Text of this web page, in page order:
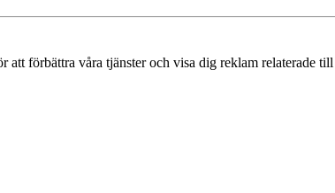
att förbättra våra tjänster och visa dig reklam relaterade